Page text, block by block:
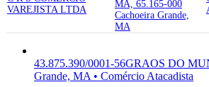
VAREJISTA LTDA
MA, 65.165-000
Cachoeira Grande,
MA
43.875.390/0001-56GRAOS DO
Grande, MA • Comércio Atacadista